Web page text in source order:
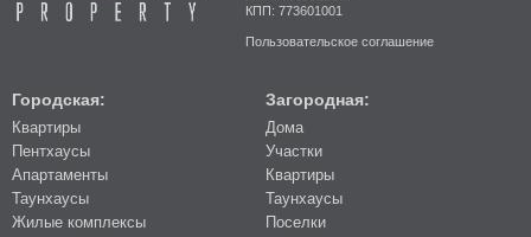
КПП: 773601001
Пользовательское соглашение
Городская:
Квартиры
Пентхаусы
Апартаменты
Таунхаусы
Жилые комплексы
Загородная:
Дома
Участки
Квартиры
Таунхаусы
Поселки